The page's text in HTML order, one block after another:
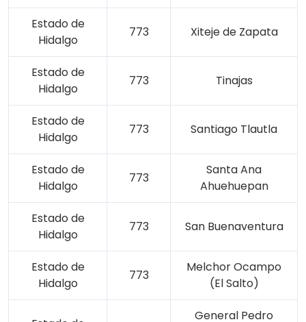
Estado de
Hidalgo
773 Xiteje de Zapata
Estado de
Hidalgo
773 Tinajas
Estado de
Hidalgo
773 Santiago Tlautla
Estado de
Hidalgo
773
Santa Ana
Ahuehuepan
Estado de
Hidalgo
773 San Buenaventura
Estado de
Hidalgo
773
Melchor Ocampo
(El Salto)
General Pedro